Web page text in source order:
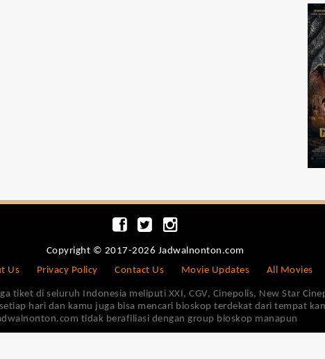
Copyright © 2017-2026 Jadwalnonton.com
Us
Privacy Policy Contact Us Movie Updates All Movies
di seluruh Indonesia meliputi XXI, CGV, Cinepolis, New Star
hari dan kamu juga bisa mencari bioskop terdekat dari tempat
tidak berafiliasi dengan group bioskop manapun